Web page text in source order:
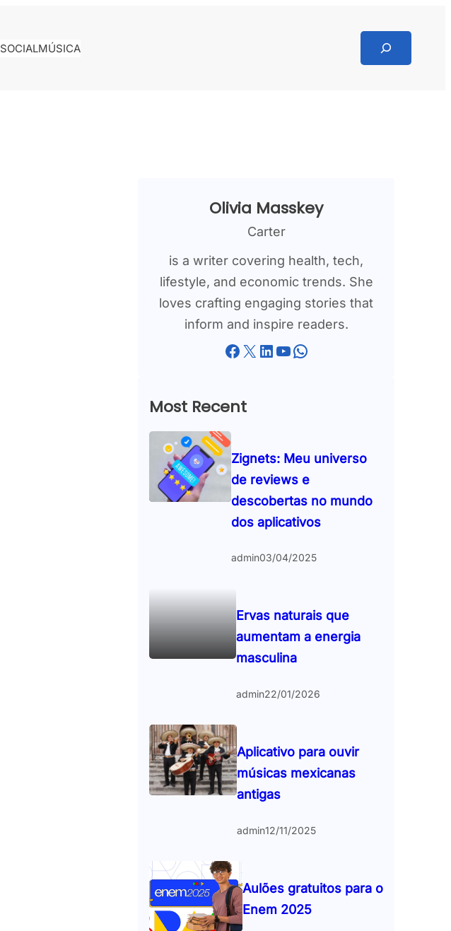
SOCIALMÚSICA
Search
Olivia Masskey
Carter
is a writer covering health, tech,
lifestyle, and economic trends. She
loves crafting engaging stories that
inform and inspire readers.
Facebook X LinkedIn YouTube WhatsApp
Most Recent
Zignets: Meu universo
de reviews e
descobertas no mundo
dos aplicativos
admin03/04/2025
Ervas naturais que
aumentam a energia
masculina
admin22/01/2026
Aplicativo para ouvir
músicas mexicanas
antigas
admin12/11/2025
Aulões gratuitos para o
Enem 2025